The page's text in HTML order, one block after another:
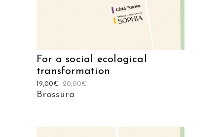
For a social ecological
transformation
20,00€
19,00€
Brossura